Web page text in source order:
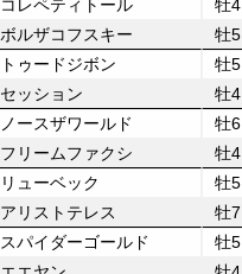
コレペティトール 牡4
ボルザコフスキー 牡5
トゥードジボン 牡5
セッション 牡4
ノースザワールド 牡6
フリームファクシ 牡4
リューベック 牡5
アリストテレス 牡7
スパイダーゴールド 牡5